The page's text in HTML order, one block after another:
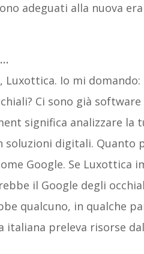
adeguati alla nuova era
Io mi domando:
Ci sono già
significa analizzare la
digitali. Quanto
Google. Se Luxottica
il Google degli
qualcuno, in qualche
preleva risorse